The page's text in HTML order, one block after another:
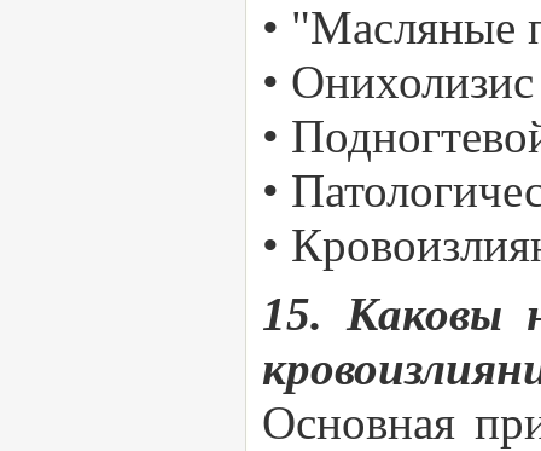
• "Масляные
•
•
•
•
15. Каковы
Основная